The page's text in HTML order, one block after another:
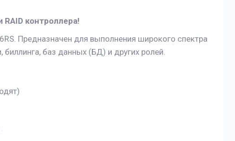
контроллера!
Предназначен для выполнения широкого спектра
баз данных (БД) и других ролей.